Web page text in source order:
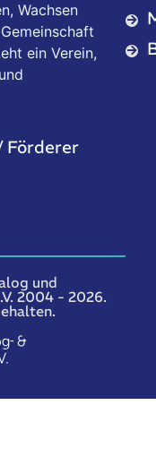
Wachsen
ein Verein,
Förderer
und
2004 - 2026.